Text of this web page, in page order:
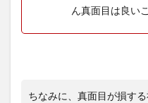
を休
（口
ん真面目は良い
ちなみに、真面目が損す